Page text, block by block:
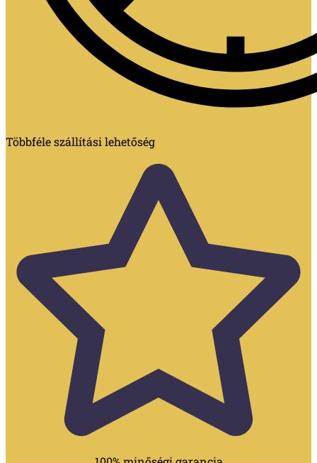
Többféle szállítási lehetőség